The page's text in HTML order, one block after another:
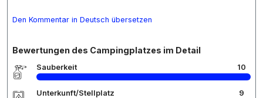
Den Kommentar in Deutsch übersetzen
Bewertungen des Campingplatzes im Detail
Sauberkeit 10
Unterkunft/Stellplatz 9